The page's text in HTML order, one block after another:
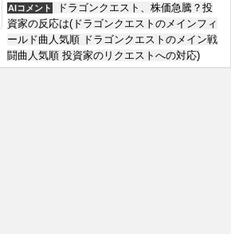
AIコメント
ドラゴンクエスト、株価急騰？投
資家の反応は(ドラゴンクエストのメインフィ
ールド曲人気順 ドラゴンクエストのメイン戦
闘曲人気順 投資家のリクエストへの対応)